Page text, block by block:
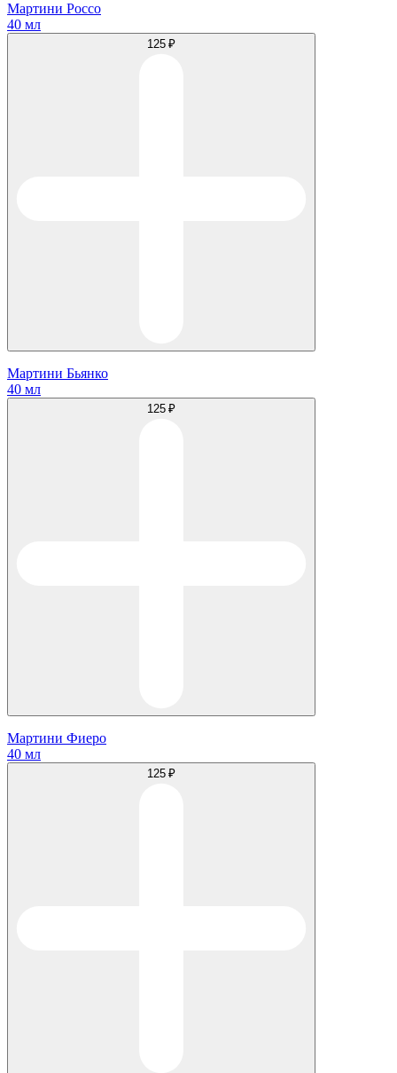
Мартини Россо
40 мл
125 ₽
Мартини Бьянко
40 мл
125 ₽
Мартини Фиеро
40 мл
125 ₽